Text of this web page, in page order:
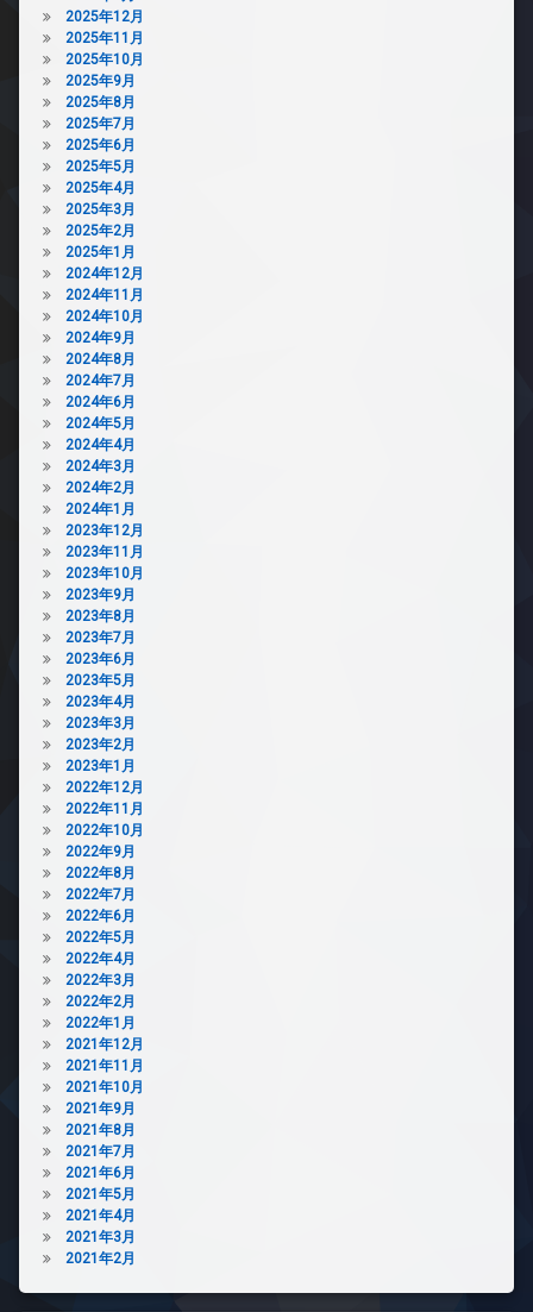
2025年12月
2025年11月
2025年10月
2025年9月
2025年8月
2025年7月
2025年6月
2025年5月
2025年4月
2025年3月
2025年2月
2025年1月
2024年12月
2024年11月
2024年10月
2024年9月
2024年8月
2024年7月
2024年6月
2024年5月
2024年4月
2024年3月
2024年2月
2024年1月
2023年12月
2023年11月
2023年10月
2023年9月
2023年8月
2023年7月
2023年6月
2023年5月
2023年4月
2023年3月
2023年2月
2023年1月
2022年12月
2022年11月
2022年10月
2022年9月
2022年8月
2022年7月
2022年6月
2022年5月
2022年4月
2022年3月
2022年2月
2022年1月
2021年12月
2021年11月
2021年10月
2021年9月
2021年8月
2021年7月
2021年6月
2021年5月
2021年4月
2021年3月
2021年2月